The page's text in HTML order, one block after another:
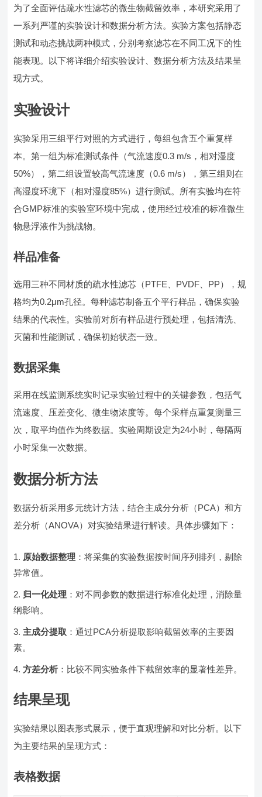
为了全面评估疏水性滤芯的微生物截留效率，本研究采用了
一系列严谨的实验设计和数据分析方法。实验方案包括静态
测试和动态挑战两种模式，分别考察滤芯在不同工况下的性
能表现。以下将详细介绍实验设计、数据分析方法及结果呈
现方式。
实验设计
实验采用三组平行对照的方式进行，每组包含五个重复样
本。第一组为标准测试条件（气流速度0.3 m/s，相对湿度
50%），第二组设置较高气流速度（0.6 m/s），第三组则在
高湿度环境下（相对湿度85%）进行测试。所有实验均在符
合GMP标准的实验室环境中完成，使用经过校准的标准微生
物悬浮液作为挑战物。
样品准备
选用三种不同材质的疏水性滤芯（PTFE、PVDF、PP），规
格均为0.2μm孔径。每种滤芯制备五个平行样品，确保实验
结果的代表性。实验前对所有样品进行预处理，包括清洗、
灭菌和性能测试，确保初始状态一致。
数据采集
采用在线监测系统实时记录实验过程中的关键参数，包括气
流速度、压差变化、微生物浓度等。每个采样点重复测量三
次，取平均值作为终数据。实验周期设定为24小时，每隔两
小时采集一次数据。
数据分析方法
数据分析采用多元统计方法，结合主成分分析（PCA）和方
差分析（ANOVA）对实验结果进行解读。具体步骤如下：
原始数据整理 ：将采集的实验数据按时间序列排列，剔除
异常值。
归一化处理 ：对不同参数的数据进行标准化处理，消除量
纲影响。
主成分提取 ：通过PCA分析提取影响截留效率的主要因
素。
方差分析 ：比较不同实验条件下截留效率的显著性差异。
结果呈现
实验结果以图表形式展示，便于直观理解和对比分析。以下
为主要结果的呈现方式：
表格数据